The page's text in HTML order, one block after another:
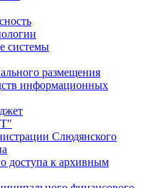
системы
размещения
информационных
Слюдянского
доступа к архивным